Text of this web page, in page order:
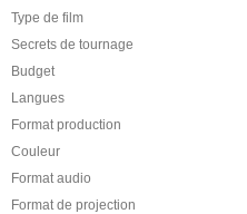
Type de film
Secrets de tournage
Budget
Langues
Format production
Couleur
Format audio
Format de projection